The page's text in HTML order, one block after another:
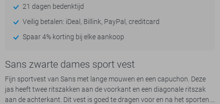
21 dagen bedenktijd
Veilig betalen: iDeal, Billink, PayPal, creditcard
Spaar 4% korting bij elke aankoop
Sans zwarte dames sport vest
Fijn sportvest van Sans met lange mouwen en een capuchon. Deze
jas heeft twee ritszakken aan de voorkant en een diagonale ritszak
aan de achterkant. Dit vest is goed te dragen voor en na het sporten.